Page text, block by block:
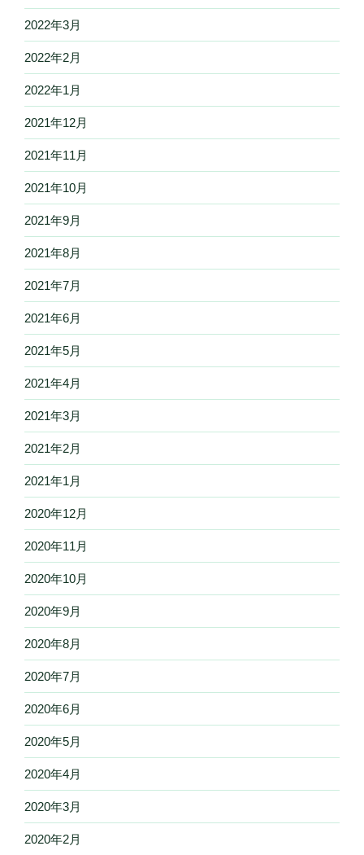
2022年3月
2022年2月
2022年1月
2021年12月
2021年11月
2021年10月
2021年9月
2021年8月
2021年7月
2021年6月
2021年5月
2021年4月
2021年3月
2021年2月
2021年1月
2020年12月
2020年11月
2020年10月
2020年9月
2020年8月
2020年7月
2020年6月
2020年5月
2020年4月
2020年3月
2020年2月